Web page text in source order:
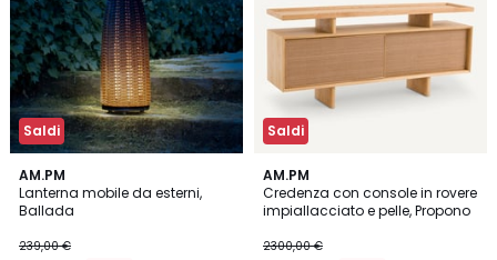
Saldi
AM.PM
Lanterna mobile da esterni,
Ballada
239,00 €
4,8
/ 5
Saldi
AM.PM
Credenza con console in rovere
impiallacciato e pelle, Propono
2300,00 €